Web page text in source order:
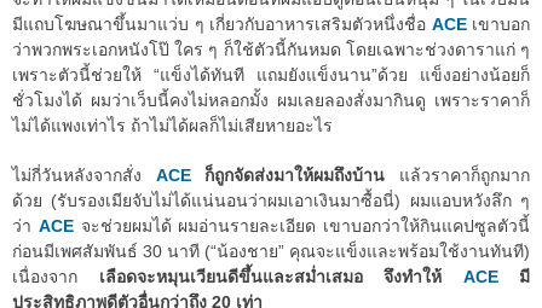
มีแถบโฆษณาขึ้นมาแว่บ ๆ เกี่ยวกับอาหารเสริมตัวหนึ่งชื่อ ACEเขาบอก
ว่าพวกพระเอกหนังโป๊ ใคร ๆ ก็ใช้ตัวนี้กันหมด โดยเฉพาะช่วงดาราแก่ ๆ
เพราะตัวนี้ช่วยให้ “แข็งได้ทันที แถมยังแข็งนาน”ด้วย แข็งอย่างน้อยก็
ชั่วโมงได้ ผมว่าเว็บนี้คงไม่หลอกมั้ง ผมเลยลองสั่งมากินดู เพราะราคาก็
ไม่ได้แพงเท่าไร ถ้าไม่ได้ผลก็ไม่เสียหายอะไร
ไม่กี่วันหลังจากสั่ง ACE ก็ถูกจัดส่งมาให้ผมถึงบ้าน แล้วราคาก็ถูกมาก
ด้วย (รับรองเมียจับไม่ได้แน่นอนว่าผมเอาเงินมาซื้อนี่) ผมแอบหวังลึก ๆ
ว่า ACEจะช่วยผมได้ ผมอ่านรายละเอียด เขาบอกว่าให้กินแคปซูลตัวนี้
ก่อนมีเพศสัมพันธ์ 30 นาที (“น้องชาย” คุณจะแข็งและพร้อมใช้งานทันที)
เนื่องจาก เลือดจะหมุนเวียนดีขึ้นและสม่ำเสมอ จึงทำให้ ACEมี
ประสิทธิภาพดีตัวอื่นกว่าถึง 20 เท่า